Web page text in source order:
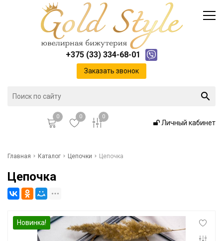
+375 (33) 334-68-01
Заказать звонок
0 0 0
Личный кабинет
Главная
Инфо
Главная Каталог Цепочки Цепочка
Цепочка
Новинка!
Каталог
Доставка и оплата
Инфо
Контакты
Положение о cookie-файлах